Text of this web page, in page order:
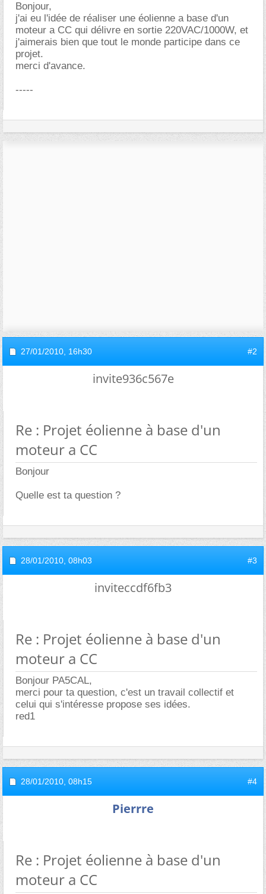
Bonjour,
j'ai eu l'idée de réaliser une éolienne a base d'un
moteur a CC qui délivre en sortie 220VAC/1000W, et
j'aimerais bien que tout le monde participe dans ce
projet.
merci d'avance.
-----
27/01/2010, 16h30 #2
invite936c567e
Re : Projet éolienne à base d'un
moteur a CC
Bonjour
Quelle est ta question ?
28/01/2010, 08h03 #3
inviteccdf6fb3
Re : Projet éolienne à base d'un
moteur a CC
Bonjour PA5CAL,
merci pour ta question, c'est un travail collectif et
celui qui s'intéresse propose ses idées.
red1
28/01/2010, 08h15 #4
Pierrre
Re : Projet éolienne à base d'un
moteur a CC